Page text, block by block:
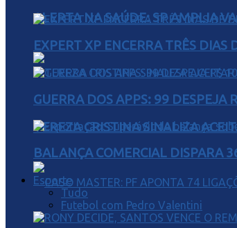
ALERTA NA SAÚDE: SP AMPLIA
TEREZA CRISTINA SINALIZA
EXPERT XP ENCERRA TRÊS
GUERRA DOS APPS: 99 DESPEJA
BALANÇA COMERCIAL DISPARA
Esporte
Tudo
Futebol com Pedro Valentini